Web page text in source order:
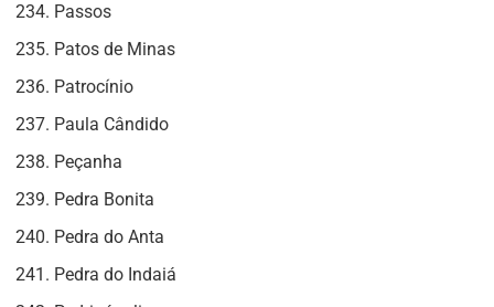
Passos
Patos de Minas
Patrocínio
Paula Cândido
Peçanha
Pedra Bonita
Pedra do Anta
Pedra do Indaiá